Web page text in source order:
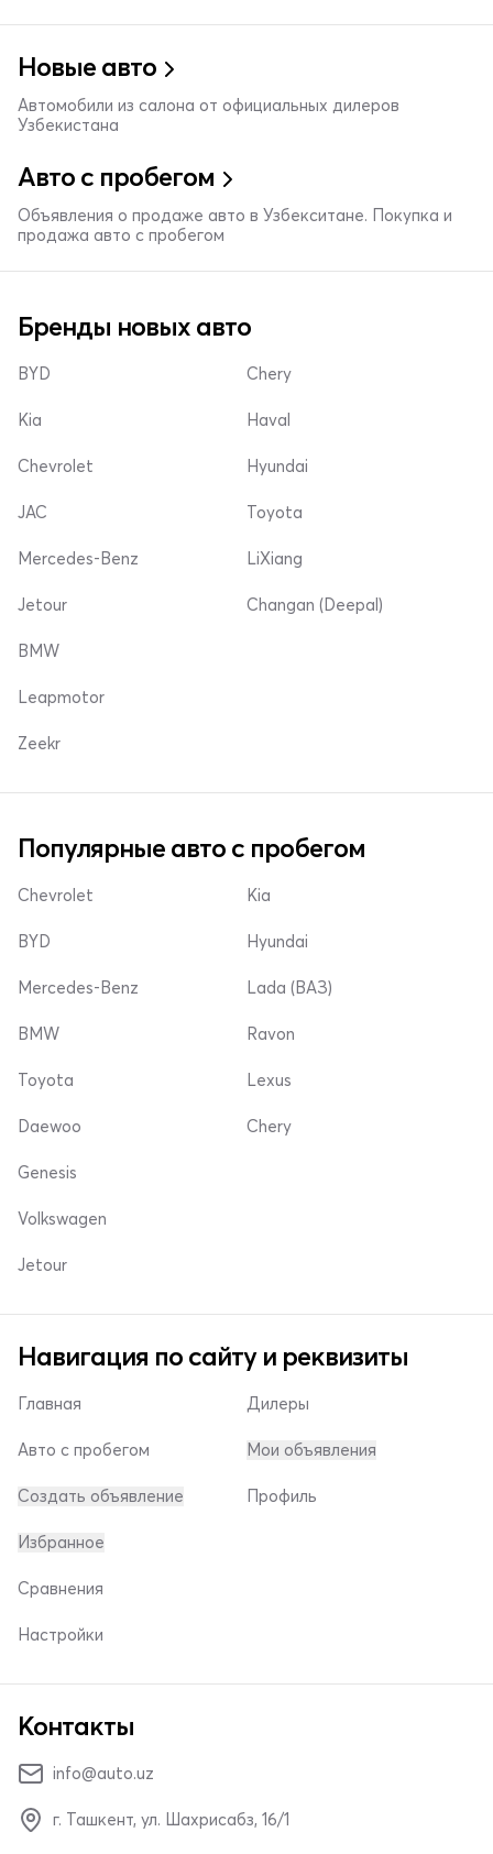
Новые авто
Автомобили из салона от официальных дилеров
Узбекистана
Авто с пробегом
Объявления о продаже авто в Узбекситане. Покупка и
продажа авто с пробегом
Бренды новых авто
BYD
Kia
Chevrolet
Chery
Haval
Hyundai
JAC
Mercedes-Benz
Jetour
Toyota
LiXiang
Changan (Deepal)
BMW
Leapmotor
Zeekr
Популярные авто с пробегом
Chevrolet
BYD
Mercedes-Benz
Kia
Hyundai
Lada (ВАЗ)
BMW
Toyota
Daewoo
Ravon
Lexus
Chery
Genesis
Volkswagen
Jetour
Навигация по сайту и реквизиты
Главная
Авто с пробегом
Создать объявление
Дилеры
Мои объявления
Профиль
Избранное
Сравнения
Настройки
Контакты
info@auto.uz
г. Ташкент, ул. Шахрисабз, 16/1